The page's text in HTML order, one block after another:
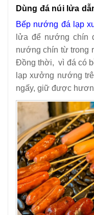
Dùng đá núi lửa
Bếp nướng đá lạp
lửa để nướng chín
nướng chín từ trong
Đồng thời, vì đá có
lạp xưởng nướng
ngấy, giữ được